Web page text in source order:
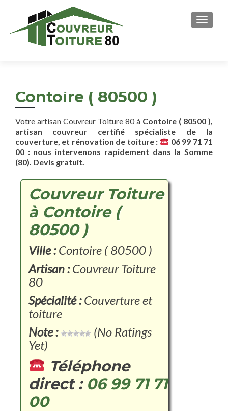
Contoire ( 80500 )
Votre artisan Couvreur Toiture 80 à Contoire ( 80500 ),
artisan couvreur certifié spécialiste de la
couverture, et rénovation de toiture :
06 99 71 71
00 : nous intervenons rapidement dans la Somme
(80). Devis gratuit.
Couvreur Toiture
à Contoire (
80500 )
Ville :Contoire ( 80500 )
Artisan :Couvreur Toiture
80
Spécialité :Couverture et
toiture
Note :
(No Ratings
Yet)
Téléphone
direct : 06 99 71 71
00